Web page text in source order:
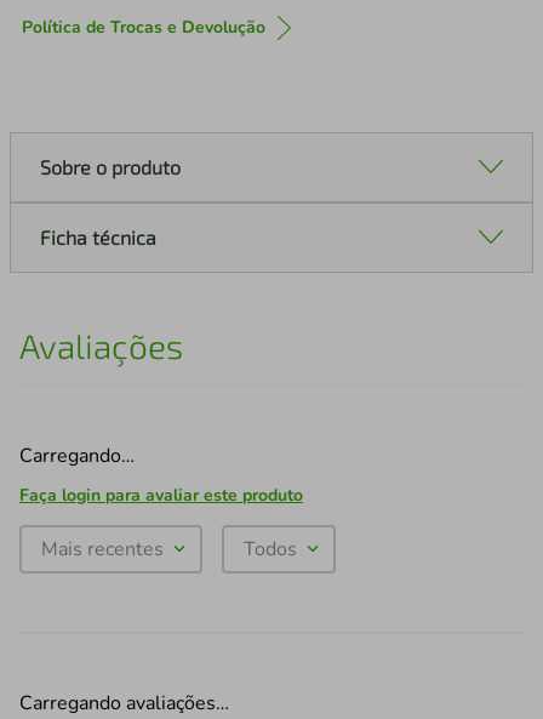
Política de Trocas e Devolução
Sobre o produto
Ficha técnica
Avaliações
Carregando…
Faça login para avaliar este produto
Mais recentes Todos
Carregando avaliações…